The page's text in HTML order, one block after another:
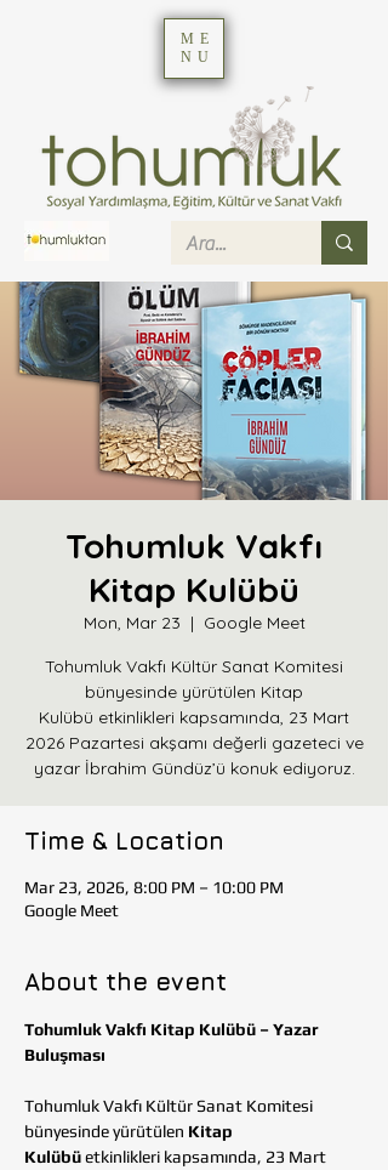
ME
NU
Tohumluk Vakfı
Kitap Kulübü
Mon, Mar 23
  |
Google Meet
Tohumluk Vakfı Kültür Sanat Komitesi
bünyesinde yürütülen Kitap
Kulübü etkinlikleri kapsamında, 23 Mart
2026 Pazartesi akşamı değerli gazeteci ve
yazar İbrahim Gündüz’ü konuk ediyoruz.
Time & Location
Mar 23, 2026, 8:00 PM – 10:00 PM
Google Meet
About the event
Tohumluk Vakfı Kitap Kulübü – Yazar
Buluşması
Tohumluk Vakfı Kültür Sanat Komitesi
bünyesinde yürütülen Kitap
Kulübü etkinlikleri kapsamında, 23 Mart